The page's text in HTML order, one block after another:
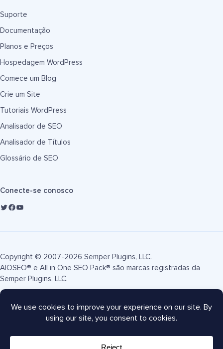
Suporte
Documentação
Planos e Preços
Hospedagem WordPress
Comece um Blog
Crie um Site
Tutoriais WordPress
Analisador de SEO
Analisador de Títulos
Glossário de SEO
Conecte-se conosco
Copyright © 2007-2026 Semper Plugins, LLC.
AIOSEO® e All in One SEO Pack® são marcas registradas da
Semper Plugins, LLC.
Termos de Serviço Política de Privacidade
Divulgação FTC
Mapa do site
Cupom AIOSEO